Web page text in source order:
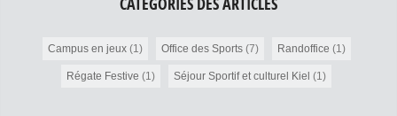
Campus en jeux(1) Office des Sports(7) Randoffice (1)
Régate Festive (1) Séjour Sportif et culturel Kiel (1)